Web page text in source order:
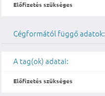
Előfizetés szükséges
Cégformától függő adatok:
A tag(ok) adatai:
Előfizetés szükséges